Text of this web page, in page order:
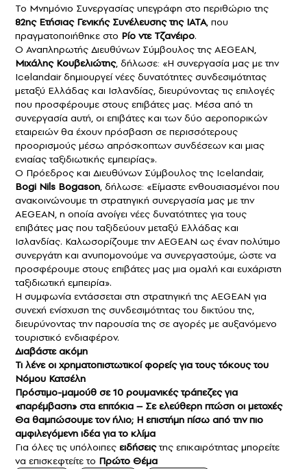
Το Μνημόνιο Συνεργασίας υπεγράφη στο περιθώριο της
82ης Ετήσιας Γενικής Συνέλευσης της IATA, που
πραγματοποιήθηκε στο Ρίο ντε Τζανέιρο.
Ο Αναπληρωτής Διευθύνων Σύμβουλος της AEGEAN,
Μιχάλης Κουβελιώτης, δήλωσε: «Η συνεργασία μας με την
Icelandair δημιουργεί νέες δυνατότητες συνδεσιμότητας
μεταξύ Ελλάδας και Ισλανδίας, διευρύνοντας τις επιλογές
που προσφέρουμε στους επιβάτες μας. Μέσα από τη
συνεργασία αυτή, οι επιβάτες και των δύο αεροπορικών
εταιρειών θα έχουν πρόσβαση σε περισσότερους
προορισμούς μέσω απρόσκοπτων συνδέσεων και μιας
ενιαίας ταξιδιωτικής εμπειρίας».
Ο Πρόεδρος και Διευθύνων Σύμβουλος της Icelandair,
Bogi Nils Bogason, δήλωσε: «Είμαστε ενθουσιασμένοι που
ανακοινώνουμε τη στρατηγική συνεργασία μας με την
AEGEAN, η οποία ανοίγει νέες δυνατότητες για τους
επιβάτες μας που ταξιδεύουν μεταξύ Ελλάδας και
Ισλανδίας. Καλωσορίζουμε την AEGEAN ως έναν πολύτιμο
συνεργάτη και ανυπομονούμε να συνεργαστούμε, ώστε να
προσφέρουμε στους επιβάτες μας μια ομαλή και ευχάριστη
ταξιδιωτική εμπειρία».
Η συμφωνία εντάσσεται στη στρατηγική της AEGEAN για
συνεχή ενίσχυση της συνδεσιμότητας του δικτύου της,
διευρύνοντας την παρουσία της σε αγορές με αυξανόμενο
τουριστικό ενδιαφέρον.
Διαβάστε ακόμη
Τι λένε οι χρηματοπιστωτικοί φορείς για τους τόκους του
Νόμου Κατσέλη
Πρόστιμο-μαμούθ σε 10 ρουμανικές τράπεζες για
«παρέμβαση» στα επιτόκια – Σε ελεύθερη πτώση οι μετοχές
Θα θαμπώσουμε τον ήλιο; Η επιστήμη πίσω από την πιο
αμφιλεγόμενη ιδέα για το κλίμα
Για όλες τις υπόλοιπες ειδήσειςτης επικαιρότητας μπορείτε
να επισκεφτείτε το Πρώτο Θέμα